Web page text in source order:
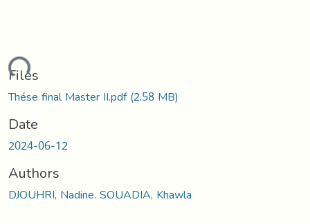
Files
Thése final Master II.pdf(2.58 MB)
Date
2024-06-12
Authors
DJOUHRI, Nadine. SOUADIA, Khawla